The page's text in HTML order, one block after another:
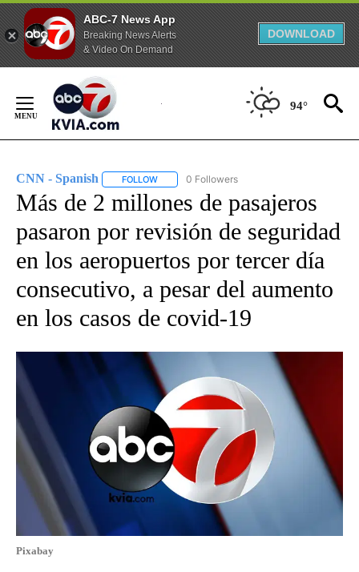
ABC-7 News App
Breaking News Alerts
& Video On Demand
DOWNLOAD
Content
94°
CNN - Spanish FOLLOW FOLLOW "CNN - SPANISH" TO RECEIVE
0 Followers
Más de 2 millones de pasajeros
pasaron por revisión de seguridad
en los aeropuertos por tercer día
consecutivo, a pesar del aumento
en los casos de covid-19
Pixabay